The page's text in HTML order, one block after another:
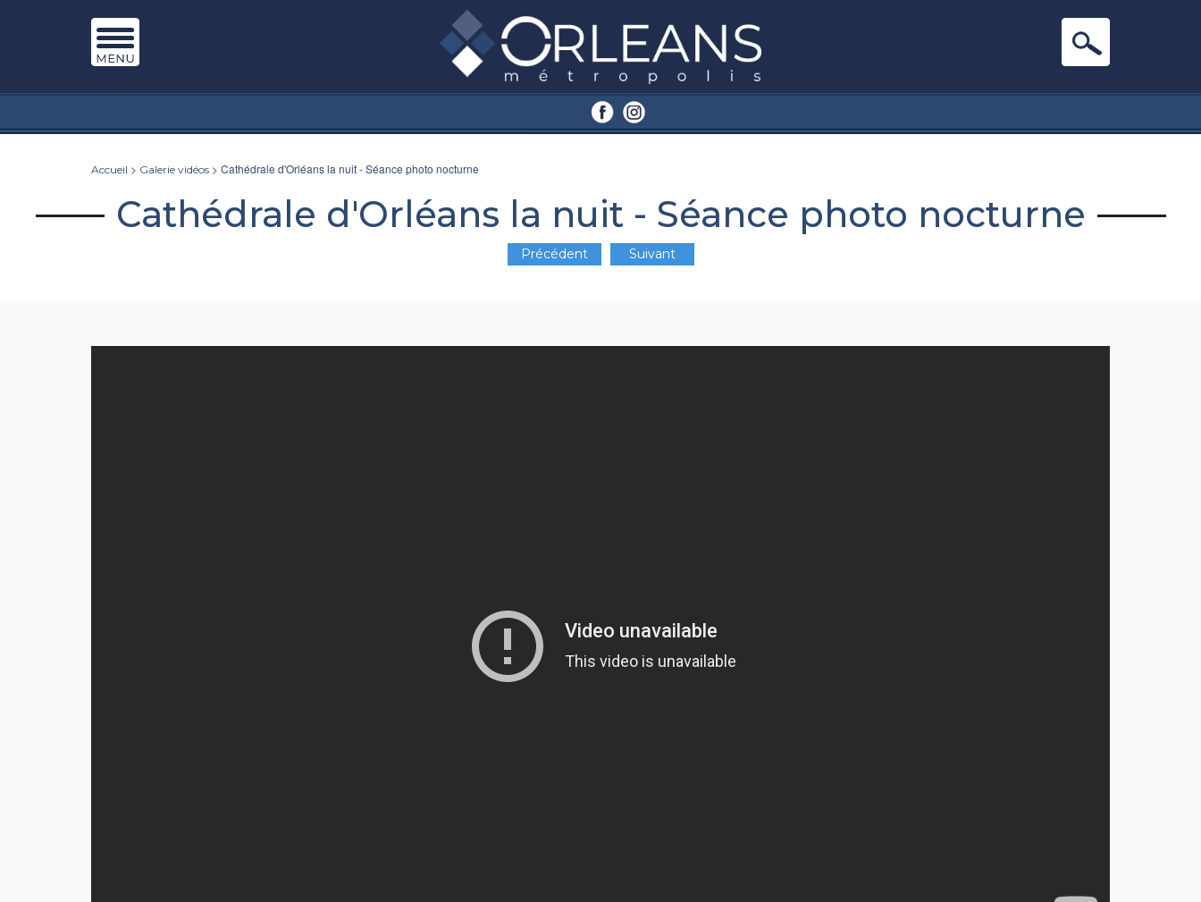
Accueil > Galerie vidéos > Cathédrale d'Orléans la nuit - Séance photo nocturne
Cathédrale d'Orléans la nuit - Séance photo nocturne
Précédent Suivant